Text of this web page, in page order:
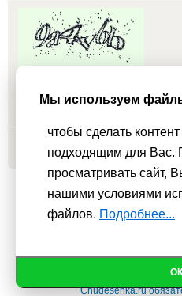
Добавить
При использовании
Сhudesenka.ru
Мы используем
чтобы сделать
подходящим для Вас.
просматривать сайт,
нашими условиями
файлов. Подробнее...
ОК